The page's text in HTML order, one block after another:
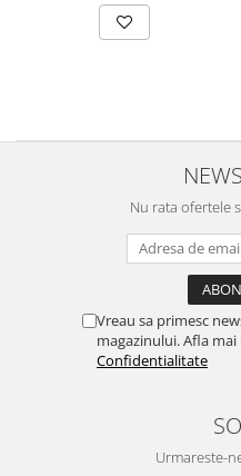
Nu rata ofertele
Vreau sa primesc
magazinului. Afla
Confidentialitate
Urmareste-